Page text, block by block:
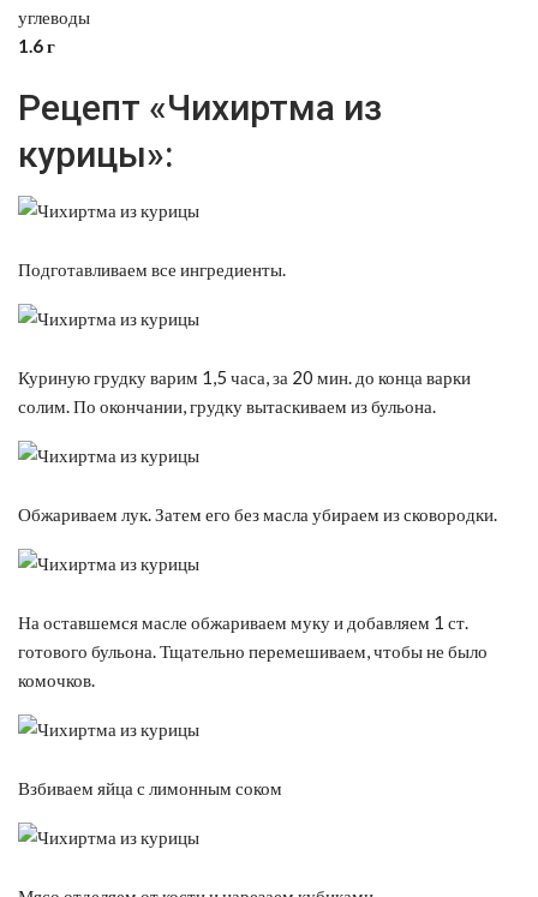
углеводы
1.6 г
Рецепт «Чихиртма из
курицы»:
Подготавливаем все ингредиенты.
Куриную грудку варим 1,5 часа, за 20 мин. до конца варки
солим. По окончании, грудку вытаскиваем из бульона.
Обжариваем лук. Затем его без масла убираем из сковородки.
На оставшемся масле обжариваем муку и добавляем 1 ст.
готового бульона. Тщательно перемешиваем, чтобы не было
комочков.
Взбиваем яйца с лимонным соком